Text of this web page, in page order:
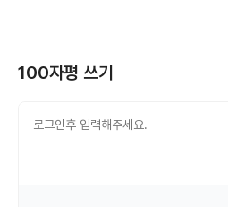
100자평 쓰기